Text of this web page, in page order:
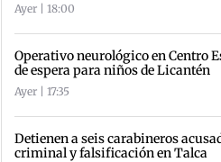
Ayer | 18:00
Operativo neurológico en Centro
de espera para niños de Licantén
Ayer | 17:35
Detienen a seis carabineros
criminal y falsificación en Talca